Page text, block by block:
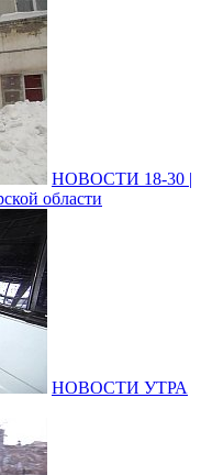
НОВОСТИ 18-30 |
области
НОВОСТИ УТРА